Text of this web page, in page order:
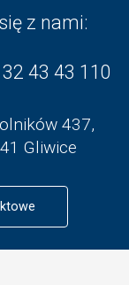
z nami:
43 43 110
437,
Gliwice